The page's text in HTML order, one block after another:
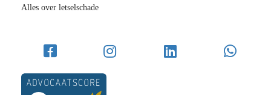
Alles over letselschade